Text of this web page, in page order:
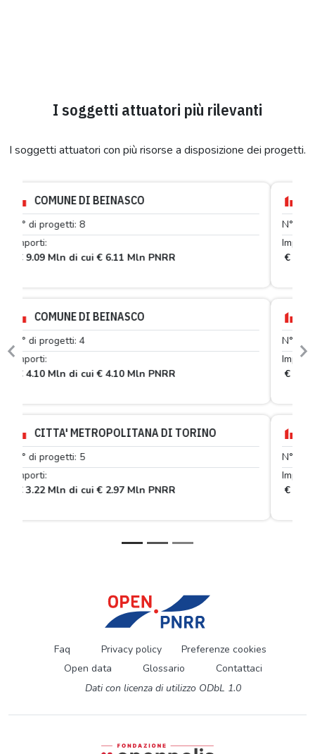
I soggetti attuatori più rilevanti
I soggetti attuatori con più risorse a disposizione dei progetti.
CONSORZIO INTERCOMUNALE DI SERVIZI
€ 1.64 Mln di cui € 1.64 Mln PNRR
CONSORZIO DI AREA VASTA COVAR14
€ 860.23 mila di cui € 860.23 mila PNRR
AD MAIORA HOUSING SRL
€ 658.90 mila di cui € 658.90 mila PNRR
Previous
Faq Privacy policy
Preferenze cookies
Open data
Glossario
Contattaci
Dati con licenza di utilizzo ODbL 1.0